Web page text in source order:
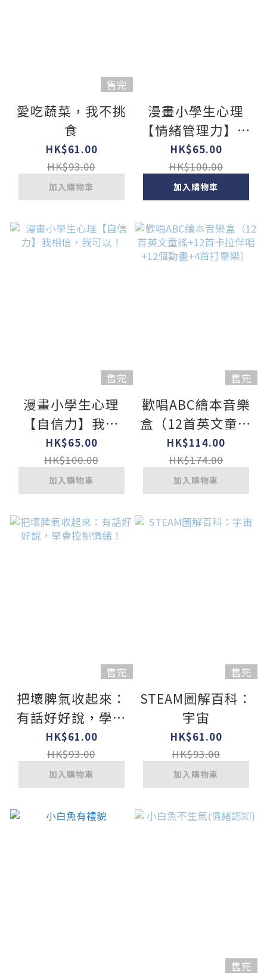
售完
愛吃蔬菜，我不挑
食
HK$61.00
HK$93.00
加入購物車
漫畫小學生心理
【情緒管理力】不
生氣，遠離壞脾
氣！
HK$65.00
HK$100.00
加入購物車
售完
漫畫小學生心理
【自信力】我相
信，我可以！
HK$65.00
HK$100.00
加入購物車
售完
歡唱ABC繪本音樂
盒（12首英文童謠
+12首卡拉伴唱
+12個動畫+4首打
擊樂）
HK$114.00
HK$174.00
加入購物車
售完
把壞脾氣收起來：
有話好好說，學會
控制情緒！
HK$61.00
HK$93.00
加入購物車
售完
STEAM圖解百科：
宇宙
HK$61.00
HK$93.00
加入購物車
售完